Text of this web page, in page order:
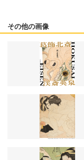
その他の画像